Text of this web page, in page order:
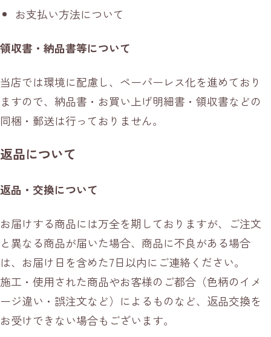
お支払い方法について
領収書・納品書等について
当店では環境に配慮し、ペーパーレス化を進めており
ますので、納品書・お買い上げ明細書・領収書などの
同梱・郵送は行っておりません。
返品について
返品・交換について
お届けする商品には万全を期しておりますが、ご注文
と異なる商品が届いた場合、商品に不良がある場合
は、お届け日を含めた7日以内にご連絡ください。
施工・使用された商品やお客様のご都合（色柄のイメ
ージ違い・誤注文など）によるものなど、返品交換を
お受けできない場合もございます。